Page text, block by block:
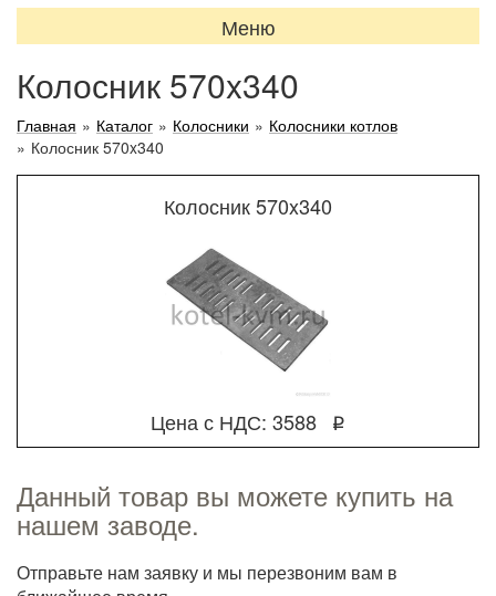
Меню
Колосник 570x340
Главная » Каталог » Колосники » Колосники котлов
» Колосник 570x340
Колосник 570x340
Цена с НДС: 3588 q
Данный товар вы можете купить на
нашем заводе.
Отправьте нам заявку и мы перезвоним вам в